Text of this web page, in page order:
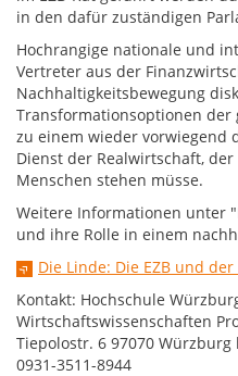
in den dafür zuständigen
Hochrangige nationale und
Vertreter aus der
Nachhaltigkeitsbewegung
Transformationsoptionen
zu einem wieder vorwiegend
Dienst der Realwirtschaft,
Menschen stehen müsse.
Weitere Informationen unter
und ihre Rolle in einem
Die Linde: Die EZB und
Kontakt: Hochschule
Wirtschaftswissenschaften
Tiepolostr. 6 97070
0931-3511-8944